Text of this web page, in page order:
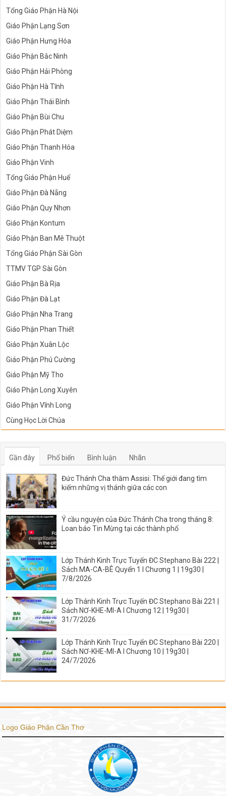
Tổng Giáo Phận Hà Nội
Giáo Phận Lạng Sơn
Giáo Phận Hưng Hóa
Giáo Phận Bắc Ninh
Giáo Phận Hải Phòng
Giáo Phận Hà Tĩnh
Giáo Phận Thái Bình
Giáo Phận Bùi Chu
Giáo Phận Phát Diệm
Giáo Phận Thanh Hóa
Giáo Phận Vinh
Tổng Giáo Phận Huế
Giáo Phận Đà Nẵng
Giáo Phận Quy Nhơn
Giáo Phận Kontum
Giáo Phận Ban Mê Thuột
Tổng Giáo Phận Sài Gòn
TTMV TGP Sài Gòn
Giáo Phận Bà Rịa
Giáo Phận Đà Lạt
Giáo Phận Nha Trang
Giáo Phận Phan Thiết
Giáo Phận Xuân Lộc
Giáo Phận Phú Cường
Giáo Phận Mỹ Tho
Giáo Phận Long Xuyên
Giáo Phận Vĩnh Long
Cùng Học Lời Chúa
Gần đây Phổ biến Bình luận Nhãn
Đức Thánh Cha thăm Assisi: Thế giới đang tìm
kiếm những vị thánh giữa các con
Ý cầu nguyện của Đức Thánh Cha trong tháng 8:
Loan báo Tin Mừng tại các thành phố
Lớp Thánh Kinh Trực Tuyến ĐC Stephano Bài 222 |
Sách MA-CA-BÊ Quyển 1 I Chương 1 | 19g30 |
7/8/2026
Lớp Thánh Kinh Trực Tuyến ĐC Stephano Bài 221 |
Sách NƠ-KHE-MI-A I Chương 12 | 19g30 |
31/7/2026
Lớp Thánh Kinh Trực Tuyến ĐC Stephano Bài 220 |
Sách NƠ-KHE-MI-A I Chương 10 | 19g30 |
24/7/2026
Logo Giáo Phận Cần Thơ